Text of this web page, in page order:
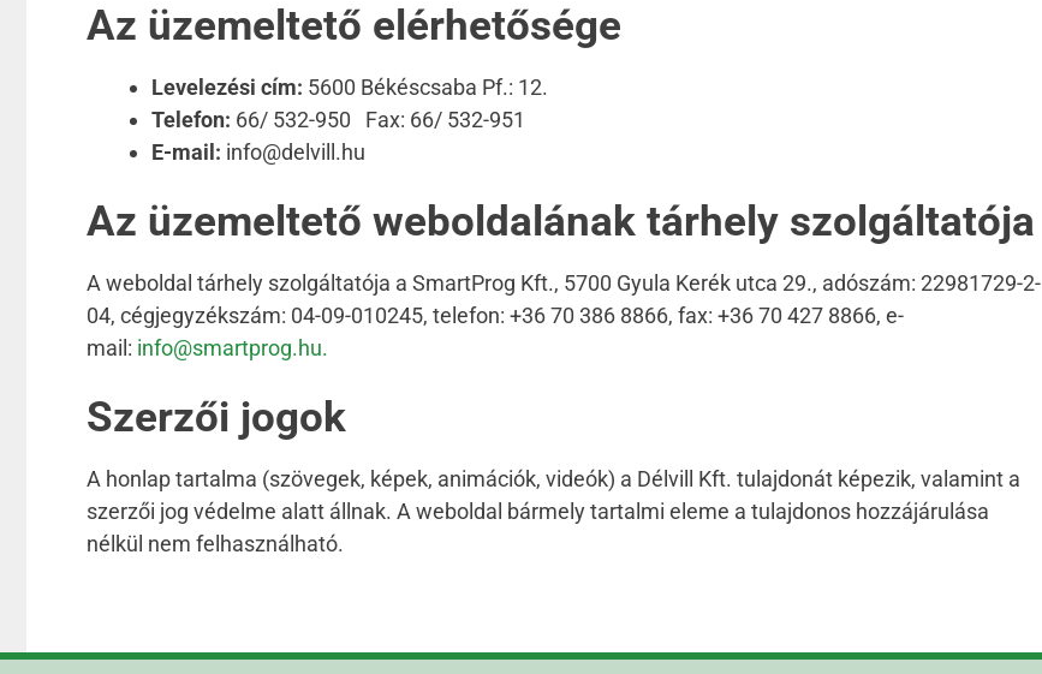
Az üzemeltető elérhetősége
Levelezési cím: 5600 Békéscsaba Pf.: 12.
Telefon: 66/ 532-950 Fax: 66/ 532-951
E-mail: info@delvill.hu
Az üzemeltető weboldalának tárhely szolgáltatója
A weboldal tárhely szolgáltatója a SmartProg Kft., 5700 Gyula Kerék utca 29., adószám: 22981729-2-
04, cégjegyzékszám: 04-09-010245, telefon: +36 70 386 8866, fax: +36 70 427 8866, e-
mail: info@smartprog.hu.
Szerzői jogok
A honlap tartalma (szövegek, képek, animációk, videók) a Délvill Kft. tulajdonát képezik, valamint a
szerzői jog védelme alatt állnak. A weboldal bármely tartalmi eleme a tulajdonos hozzájárulása
nélkül nem felhasználható.